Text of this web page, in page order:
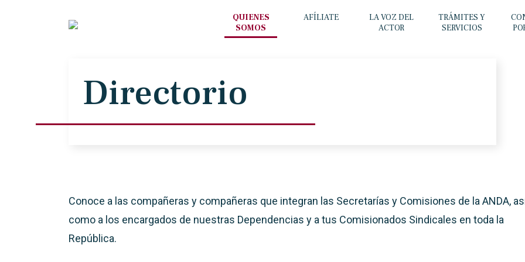
QUIENES
SOMOS
AFÍLIATE
LA VOZ DEL
ACTOR
TRÁMITES Y
SERVICIOS
Directorio
Conoce a las compañeras y compañeras que integran las Secretarías y Comisiones de la ANDA,
como a los encargados de nuestras Dependencias y a tus Comisionados Sindicales en toda la
República.